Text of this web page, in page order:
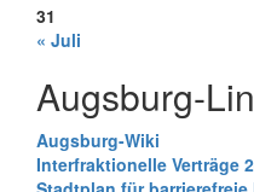
31
« Juli
Augsburg-
Augsburg-Wiki
Interfraktionelle Verträge